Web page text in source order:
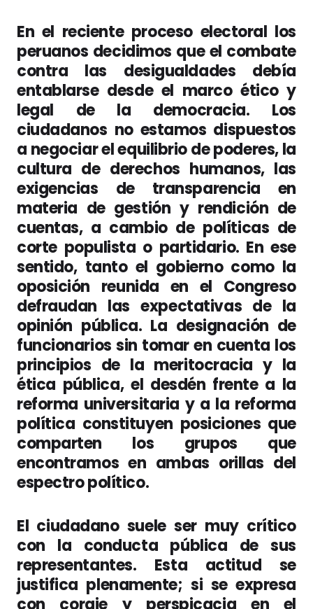
En el reciente proceso electoral los
peruanos decidimos que el combate
contra las desigualdades debía
entablarse desde el marco ético y
legal de la democracia. Los
ciudadanos no estamos dispuestos
a negociar el equilibrio de poderes, la
cultura de derechos humanos, las
exigencias de transparencia en
materia de gestión y rendición de
cuentas, a cambio de políticas de
corte populista o partidario. En ese
sentido, tanto el gobierno como la
oposición reunida en el Congreso
defraudan las expectativas de la
opinión pública. La designación de
funcionarios sin tomar en cuenta los
principios de la meritocracia y la
ética pública, el desdén frente a la
reforma universitaria y a la reforma
política constituyen posiciones que
comparten los grupos que
encontramos en ambas orillas del
espectro político.
El ciudadano suele ser muy crítico
con la conducta pública de sus
representantes. Esta actitud se
justifica plenamente; si se expresa
con coraje y perspicacia en el